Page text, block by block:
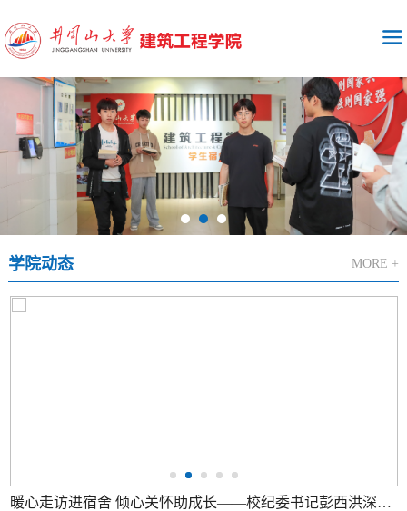
学院动态 MORE +
暖心走访进宿舍 倾心关怀助成长——校纪委书记彭西洪深入建筑工程学院学生宿舍走访调研